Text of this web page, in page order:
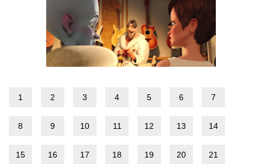
1 2 3 4 5 6 7
8 9 10 11 12 13 14
15 16 17 18 19 20 21